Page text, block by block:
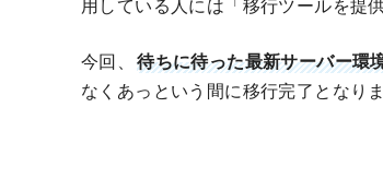
用している人には「移行ツールを提
今回、 待ちに待った最新サーバー環
なくあっという間に移行完了となり